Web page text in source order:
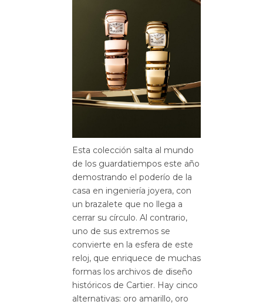
Esta colección salta al mundo
de los guardatiempos este año
demostrando el poderío de la
casa en ingeniería joyera, con
un brazalete que no llega a
cerrar su círculo. Al contrario,
uno de sus extremos se
convierte en la esfera de este
reloj, que enriquece de muchas
formas los archivos de diseño
históricos de Cartier. Hay cinco
alternativas: oro amarillo, oro